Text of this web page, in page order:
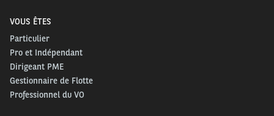
VOUS ÊTES
Particulier
Pro et Indépendant
Dirigeant PME
Gestionnaire de Flotte
Professionnel du VO